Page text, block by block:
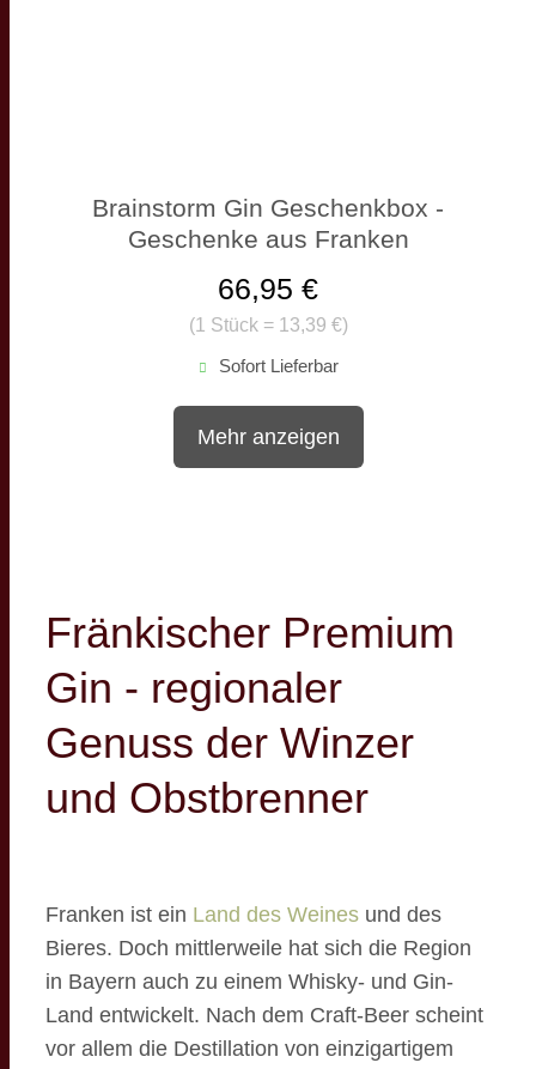
Brainstorm Gin Geschenkbox -
Geschenke aus Franken
(1 Stück = 13,39 €)
66,95 €
Sofort Lieferbar
Mehr anzeigen
Fränkischer Premium
Gin - regionaler
Genuss der Winzer
und Obstbrenner
Franken ist ein Land des Weines und des
Bieres. Doch mittlerweile hat sich die Region
in Bayern auch zu einem Whisky- und Gin-
Land entwickelt. Nach dem Craft-Beer scheint
vor allem die Destillation von einzigartigem